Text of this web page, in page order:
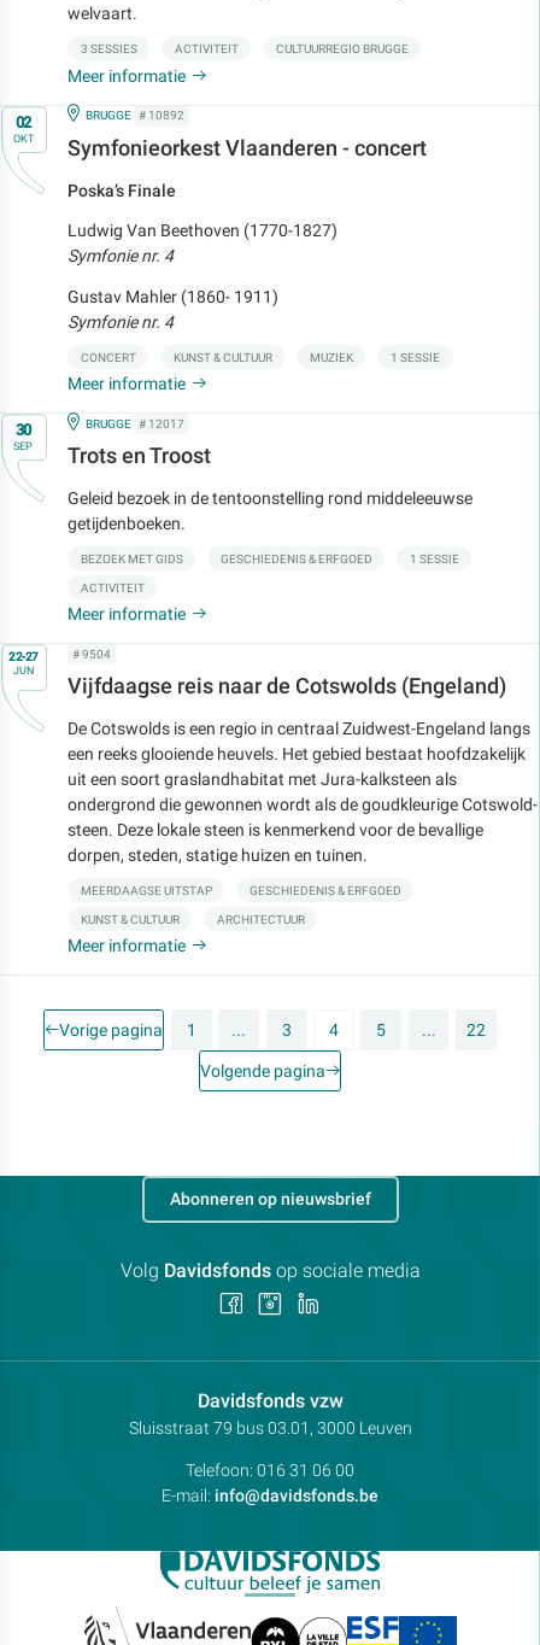
welvaart.
3 SESSIES ACTIVITEIT CULTUURREGIO BRUGGE
Meer informatie
Op02
OKT
IN
BRUGGE # 10892
Symfonieorkest Vlaanderen - concert
Poska’s Finale
Ludwig Van Beethoven (1770-1827)
Symfonie nr. 4
Gustav Mahler (1860- 1911)
Symfonie nr. 4
CONCERT KUNST & CULTUUR MUZIEK 1 SESSIE
Meer informatie
Op30
SEP
IN
BRUGGE # 12017
Trots en Troost
Geleid bezoek in de tentoonstelling rond middeleeuwse
getijdenboeken.
BEZOEK MET GIDS GESCHIEDENIS & ERFGOED 1 SESSIE
ACTIVITEIT
Meer informatie
Op22-27
JUN
# 9504
Vijfdaagse reis naar de Cotswolds (Engeland)
De Cotswolds is een regio in centraal Zuidwest-Engeland langs
een reeks glooiende heuvels. Het gebied bestaat hoofdzakelijk
uit een soort graslandhabitat met Jura-kalksteen als
ondergrond die gewonnen wordt als de goudkleurige Cotswold-
steen. Deze lokale steen is kenmerkend voor de bevallige
dorpen, steden, statige huizen en tuinen.
MEERDAAGSE UITSTAP GESCHIEDENIS & ERFGOED
KUNST & CULTUUR ARCHITECTUUR
Meer informatie
Vorige pagina 1 ... 3 4 5 ... 22
Volgende pagina
Davidsfonds vzwContactpersoon:
Adres:
Sluisstraat 79 bus 03.01, 3000 Leuven
Telefoon: 016 31 06 00
E-mail: info@davidsfonds.be
Abonneren op nieuwsbrief
Volg Davidsfondsop sociale media
Volg
ons
Facebook
Volg
Instagram
LinkedIn